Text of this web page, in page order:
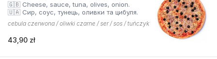
🇬🇧 Cheese, sauce, tuna, olives, onion.
🇺🇦 Сир, соус, тунець, оливки та цибуля.
cebula czerwona / oliwki czarne / ser / sos / tuńczyk
43,90 zł